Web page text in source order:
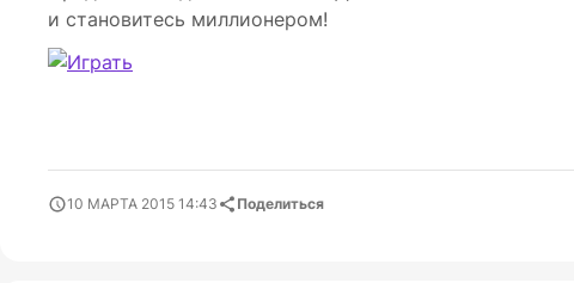
и становитесь миллионером!
10 МАРТА 2015 14:43 Поделиться